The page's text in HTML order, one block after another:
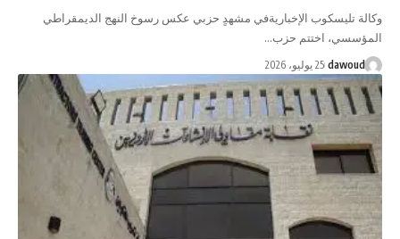
​وكالة تليسكوب الإخباريةفي مشهدٍ حزبي عكس رسوخ النهج الديمقراطي
المؤسسي، اختتم حزب…
dawoud 25 يوليو، 2026